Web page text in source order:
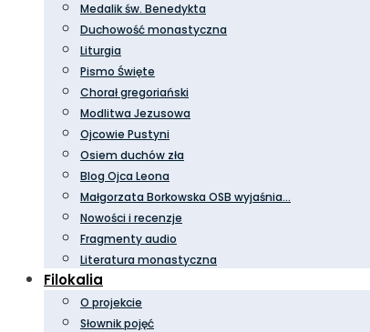
Medalik św. Benedykta
Duchowość monastyczna
Liturgia
Pismo Święte
Chorał gregoriański
Modlitwa Jezusowa
Ojcowie Pustyni
Osiem duchów zła
Blog Ojca Leona
Małgorzata Borkowska OSB wyjaśnia…
Nowości i recenzje
Fragmenty audio
Literatura monastyczna
Filokalia
O projekcie
Słownik pojęć